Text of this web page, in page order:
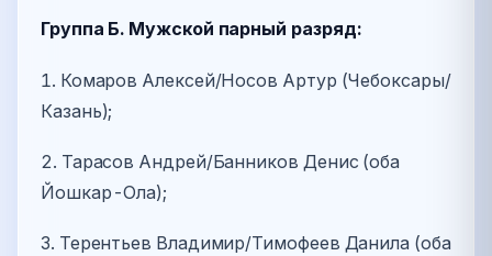
Группа Б. Мужской парный разряд:
1. Комаров Алексей/Носов Артур (Чебоксары/
Казань);
2. Тарасов Андрей/Банников Денис (оба
Йошкар-Ола);
3. Терентьев Владимир/Тимофеев Данила (оба